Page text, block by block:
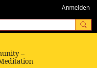
Anmelden